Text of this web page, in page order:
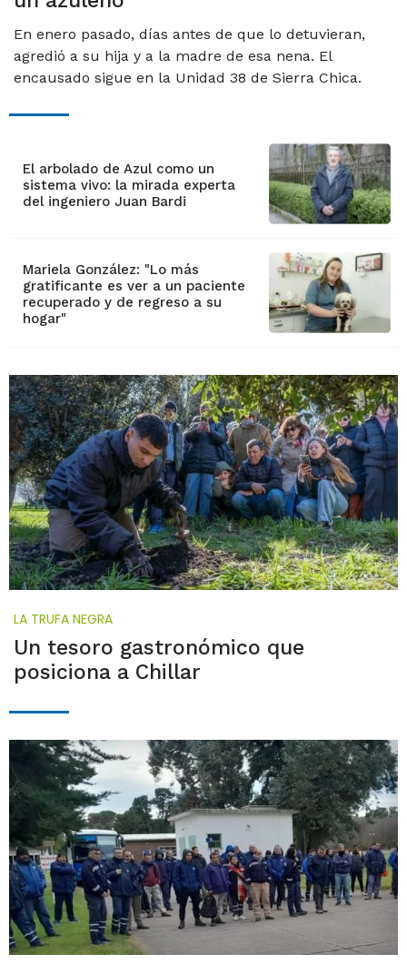
En enero pasado, días antes de que lo detuvieran,
agredió a su hija y a la madre de esa nena. El
encausado sigue en la Unidad 38 de Sierra Chica.
El arbolado de Azul como un
sistema vivo: la mirada experta
del ingeniero Juan Bardi
Mariela González: "Lo más
gratificante es ver a un paciente
recuperado y de regreso a su
hogar"
LA TRUFA NEGRA
Un tesoro gastronómico que
posiciona a Chillar